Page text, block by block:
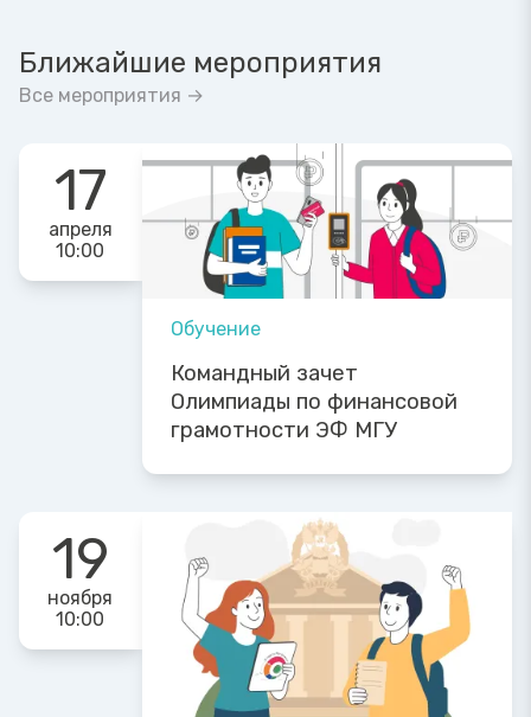
Ближайшие мероприятия
Все мероприятия →
17
апреля
10:00
Обучение
Командный зачет
Олимпиады по финансовой
грамотности ЭФ МГУ
19
ноября
10:00